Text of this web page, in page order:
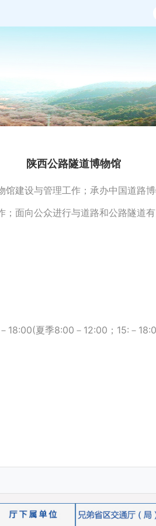
陕西公路隧道博物馆
馆建设与管理工作；承办中国道路
；面向公众进行与道路和公路隧道
18:00(夏季8:00－12:00；15:－